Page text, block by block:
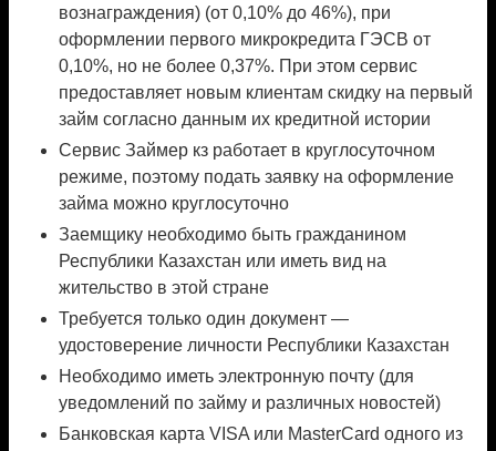
вознаграждения) (от 0,10% до 46%), при
оформлении первого микрокредита ГЭСВ от
0,10%, но не более 0,37%. При этом сервис
предоставляет новым клиентам скидку на первый
займ согласно данным их кредитной истории
Сервис Займер кз работает в круглосуточном
режиме, поэтому подать заявку на оформление
займа можно круглосуточно
Заемщику необходимо быть гражданином
Республики Казахстан или иметь вид на
жительство в этой стране
Требуется только один документ —
удостоверение личности Республики Казахстан
Необходимо иметь электронную почту (для
уведомлений по займу и различных новостей)
Банковская карта VISA или MasterCard одного из